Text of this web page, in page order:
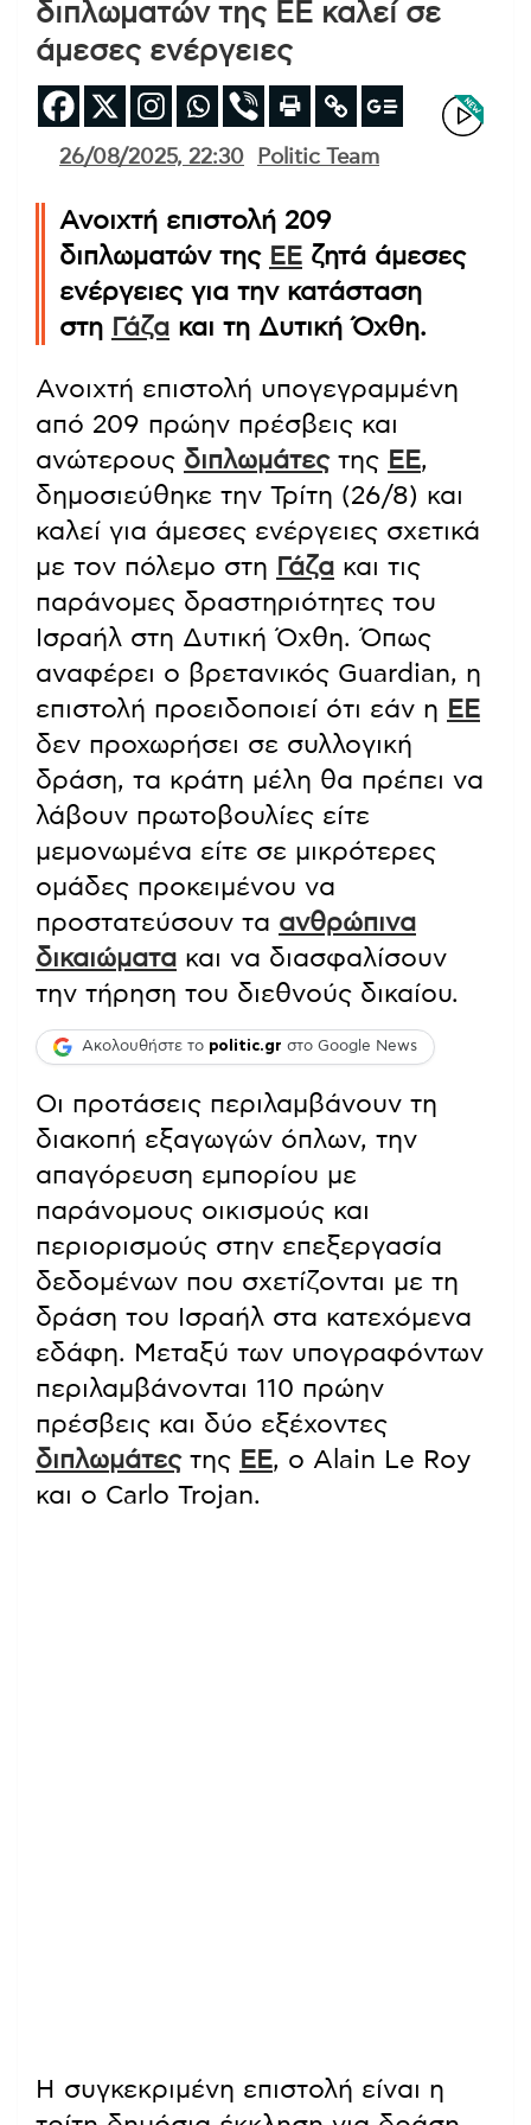
διπλωματών της ΕΕ καλεί σε
άμεσες ενέργειες
26/08/2025, 22:30 Politic Team
Ανοιχτή επιστολή 209
διπλωματών της ΕΕ ζητά άμεσες
ενέργειες για την κατάσταση
στη Γάζα και τη Δυτική Όχθη.
Ανοιχτή επιστολή υπογεγραμμένη
από 209 πρώην πρέσβεις και
ανώτερους διπλωμάτεςτης ΕΕ,
δημοσιεύθηκε την Τρίτη (26/8) και
καλεί για άμεσες ενέργειες σχετικά
με τον πόλεμο στη Γάζα και τις
παράνομες δραστηριότητες του
Ισραήλ στη Δυτική Όχθη. Όπως
αναφέρει ο βρετανικός Guardian, η
επιστολή προειδοποιεί ότι εάν η ΕΕ
δεν προχωρήσει σε συλλογική
δράση, τα κράτη μέλη θα πρέπει να
λάβουν πρωτοβουλίες είτε
μεμονωμένα είτε σε μικρότερες
ομάδες προκειμένου να
προστατεύσουν τα ανθρώπινα
δικαιώματα και να διασφαλίσουν
την τήρηση του διεθνούς δικαίου.
Ακολουθήστε το politic.gr στο Google News
Οι προτάσεις περιλαμβάνουν τη
διακοπή εξαγωγών όπλων, την
απαγόρευση εμπορίου με
παράνομους οικισμούς και
περιορισμούς στην επεξεργασία
δεδομένων που σχετίζονται με τη
δράση του Ισραήλ στα κατεχόμενα
εδάφη. Μεταξύ των υπογραφόντων
περιλαμβάνονται 110 πρώην
πρέσβεις και δύο εξέχοντες
διπλωμάτεςτης ΕΕ, ο Alain Le Roy
και ο Carlo Trojan.
Η συγκεκριμένη επιστολή είναι η